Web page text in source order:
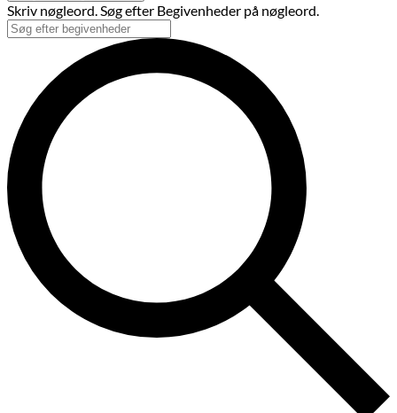
Skriv nøgleord. Søg efter Begivenheder på nøgleord.